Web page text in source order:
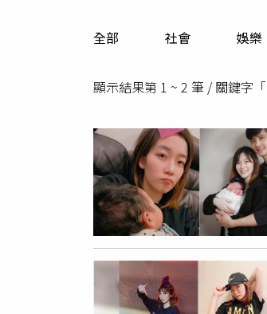
全部 社會 娛樂
顯示結果第 1 ~ 2 筆 / 關鍵字「